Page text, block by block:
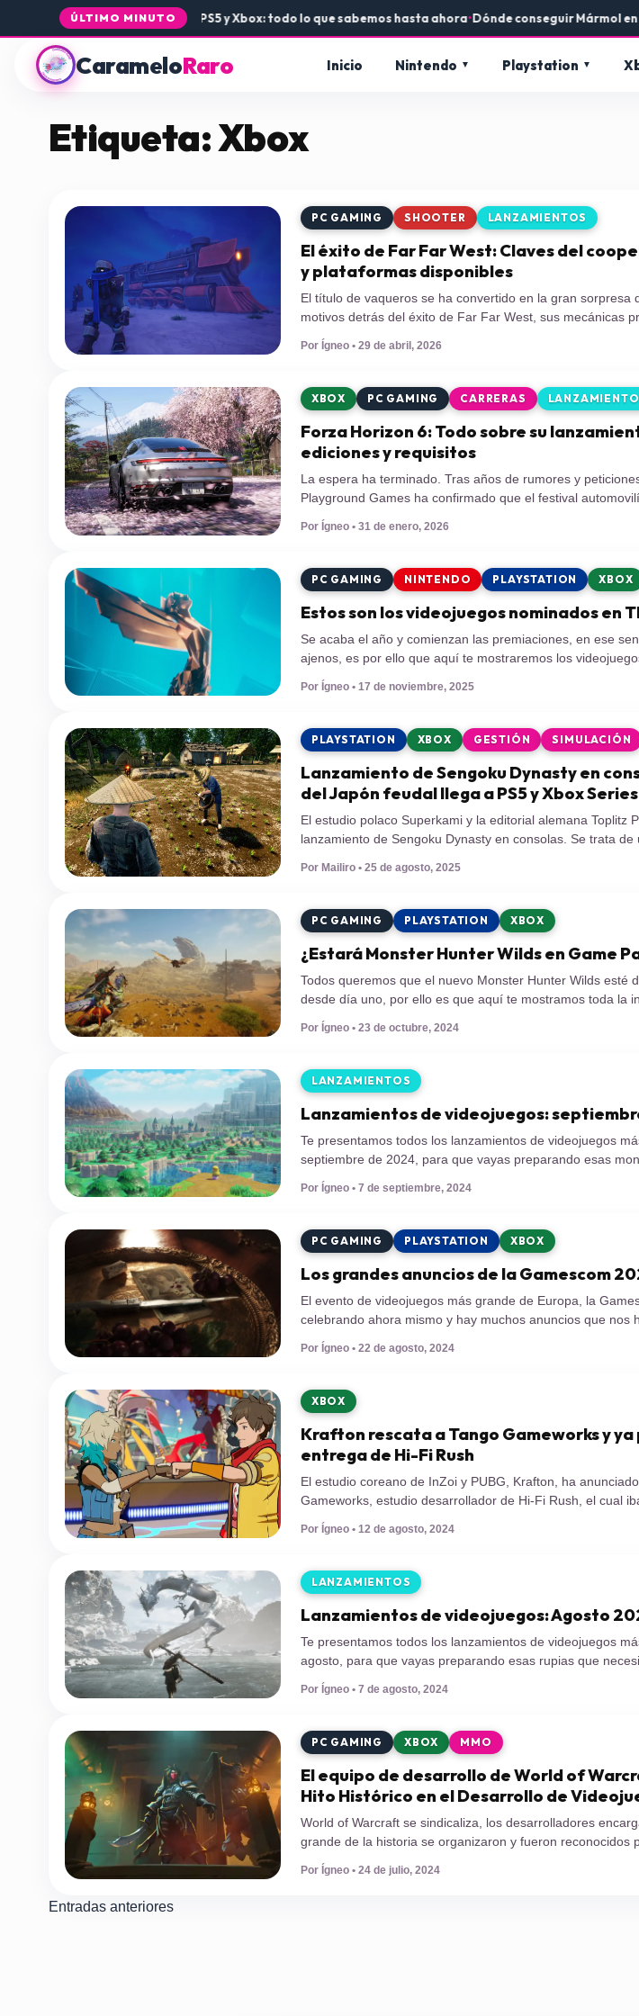
ÚLTIMO MINUTO
La llegada de Rogue Core a PS5 y Xbox: todo lo que sabemos hasta ahora•Dónde conseguir Mármol en
CarameloRaro Inicio Nintendo Playstation
Etiqueta:Xbox
PC GAMING SHOOTER LANZAMIENTOS
El éxito de Far Far West: Claves del
y plataformas disponibles
El título de vaqueros se ha convertido en la gran sorpresa
motivos detrás del éxito de Far Far West, sus mecánicas
plataformas puedes jugarlo actualmente. Desarrollado por
Raptor y editado por Fireshine Games, este título de
Por Ígneo • 29 de abril, 2026
XBOX PC GAMING CARRERAS
Forza Horizon 6: Todo sobre su
ediciones y requisitos
La espera ha terminado. Tras años de rumores y
Playground Games ha confirmado que el festival
se traslada al «País del Sol Naciente». Forza Horizon 6 no
grande de la franquicia, sino que marca un hito técnico al
Por Ígneo • 31 de enero, 2026
PC GAMING NINTENDO PLAYSTATION XBOX
Estos son los videojuegos nominados en
Se acaba el año y comienzan las premiaciones, en ese
ajenos, es por ello que aquí te mostraremos los
Awards. Hoy se ha dado a conocer la lista de videojuegos
Awards, premios que buscan premiar a distintos
Por Ígneo • 17 de noviembre, 2025
PLAYSTATION XBOX GESTIÓN SIMULACIÓN
Lanzamiento de Sengoku Dynasty en
del Japón feudal llega a PS5 y Xbox Series
El estudio polaco Superkami y la editorial alemana Toplitz
lanzamiento de Sengoku Dynasty en consolas. Se trata
videojuego ya está disponible en Xbox Series X|S,
Por Mailiro • 25 de agosto, 2025
PC GAMING PLAYSTATION XBOX
¿Estará Monster Hunter Wilds en Game
Todos queremos que el nuevo Monster Hunter Wilds esté
desde día uno, por ello es que aquí te mostramos toda la
respecto. Como ya debes saber, el próximo juego de la
Monster Hunter Wilds, es por ello que los fans de la […]
Por Ígneo • 23 de octubre, 2024
LANZAMIENTOS
Lanzamientos de videojuegos:
Te presentamos todos los lanzamientos de videojuegos
septiembre de 2024, para que vayas preparando esas
seguir disfrutando de las grandes novedades Agosto ya
lanzamientos tan impresionantes como el de Black Myth:
Por Ígneo • 7 de septiembre, 2024
PC GAMING PLAYSTATION XBOX
Los grandes anuncios de la Gamescom
El evento de videojuegos más grande de Europa, la
celebrando ahora mismo y hay muchos anuncios que nos
queremos compartirlo con ustedes. La Gamescom está
en Colonia, Alemania, siendo el evento de videojuegos
Por Ígneo • 22 de agosto, 2024
XBOX
Krafton rescata a Tango Gameworks y
entrega de Hi-Fi Rush
El estudio coreano de InZoi y PUBG, Krafton, ha
Gameworks, estudio desarrollador de Hi-Fi Rush, el cual
Tango Gameworks, y por ende Hi-Fi Rush, ya no serán
adquirir dicho estudio y rescatar sus IPs. Así lo ha
Por Ígneo • 12 de agosto, 2024
LANZAMIENTOS
Lanzamientos de videojuegos: Agosto
Te presentamos todos los lanzamientos de videojuegos
agosto, para que vayas preparando esas rupias que
de las grandes novedades. Car Manufacture Plataforma:
Desarrollador: STEREO GAMES Editor: PlayWay Género:
Por Ígneo • 7 de agosto, 2024
PC GAMING XBOX MMO
El equipo de desarrollo de World of
Hito Histórico en el Desarrollo de
World of Warcraft se sindicaliza, los desarrolladores
grande de la historia se organizaron y fueron reconocidos
explicamos la importancia de este hecho en medio de los
que sufre la industria. En un acontecimiento sin
Por Ígneo • 24 de julio, 2024
Navegación
Entradas anteriores